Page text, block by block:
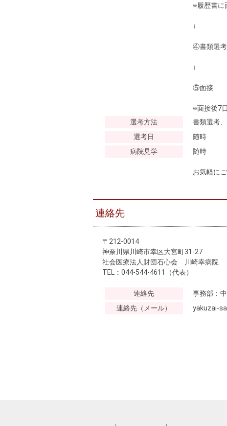
※履歴書に
↓
④書類選考
↓
⑤面接
※面接後7
選考方法
書類選考
選考日
随時
病院見学
随時
お気軽に
連絡先
〒212-0014
神奈川県川崎市幸区大宮町31-27
社会医療法人財団石心会 川崎幸病院
TEL：044-544-4611（代表）
連絡先
事務部：
連絡先（メール）
yakuzai-